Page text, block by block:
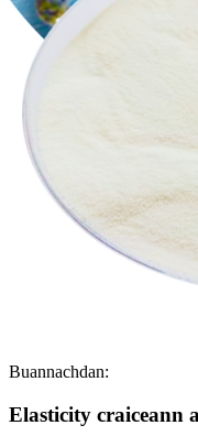
Buannachdan:
Elasticity craiceann